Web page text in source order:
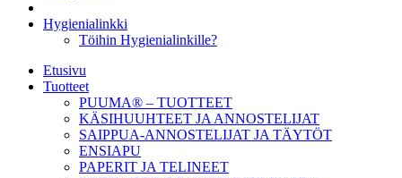
Hygienialinkki
Töihin Hygienialinkille?
Etusivu
Tuotteet
PUUMA® – TUOTTEET
KÄSIHUUHTEET JA ANNOSTELIJAT
SAIPPUA-ANNOSTELIJAT JA TÄYTÖT
ENSIAPU
PAPERIT JA TELINEET